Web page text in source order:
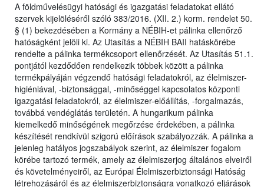
A földművelésügyi hatósági és igazgatási feladatokat ellátó
szervek kijelöléséről szóló 383/2016. (XII. 2.) korm. rendelet 50.
§ (1) bekezdésében a Kormány a NÉBIH-et pálinka ellenőrző
hatóságként jelöli ki. Az Utasítás a NÉBIH BAII hatáskörébe
rendelte a pálinka termékcsoport ellenőrzését. Az Utasítás 51.1.
pontjától kezdődően rendelkezik többek között a pálinka
termékpályáján végzendő hatósági feladatokról, az élelmiszer-
higiéniával, -biztonsággal, -minőséggel kapcsolatos központi
igazgatási feladatokról, az élelmiszer-előállítás, -forgalmazás,
továbbá vendéglátás területén. A hungarikum pálinka
kiemelkedő minőségének megőrzése érdekében, a pálinka
készítését rendkívül szigorú előírások szabályozzák. A pálinka a
jelenleg hatályos jogszabályok szerint, az élelmiszer fogalom
körébe tartozó termék, amely az élelmiszerjog általános elveiről
és követelményeiről, az Európai Élelmiszerbiztonsági Hatóság
létrehozásáról és az élelmiszerbiztonságra vonatkozó eljárások